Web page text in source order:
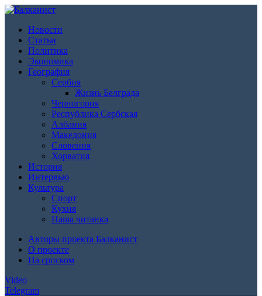
Новости
Статьи
Политика
Экономика
География
Сербия
Жизнь Белграда
Черногория
Республика Сербская
Албания
Македония
Словения
Хорватия
История
Интервью
Культура
Спорт
Кухня
Наша читанка
Авторы проекта Балканист
О проекте
На српском
Video
Telegram